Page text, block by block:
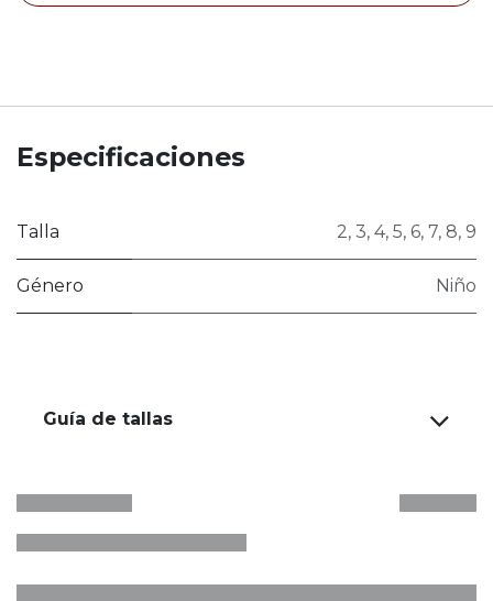
Especificaciones
Talla 2, 3, 4, 5, 6, 7, 8, 9
Género Niño
Guía de tallas